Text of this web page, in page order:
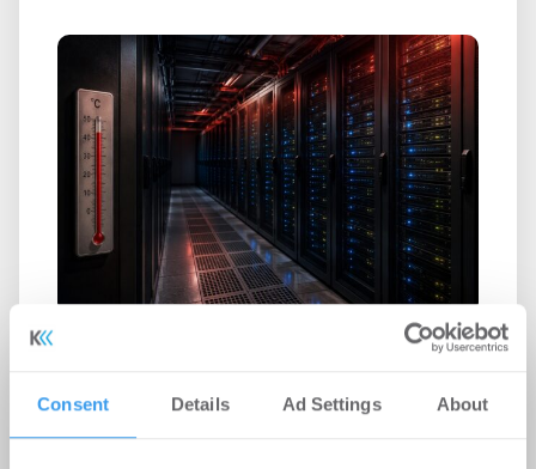
Consent Details Ad Settings About
Rekordhitze setzt Rechenzentren